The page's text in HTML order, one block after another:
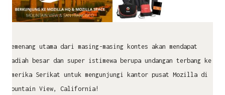
Pemenang utama dari masing-masing kontes akan mendapat
hadiah besar dan super istimewa berupa undangan terbang ke
Amerika Serikat untuk mengunjungi kantor pusat Mozilla di
Mountain View, California!